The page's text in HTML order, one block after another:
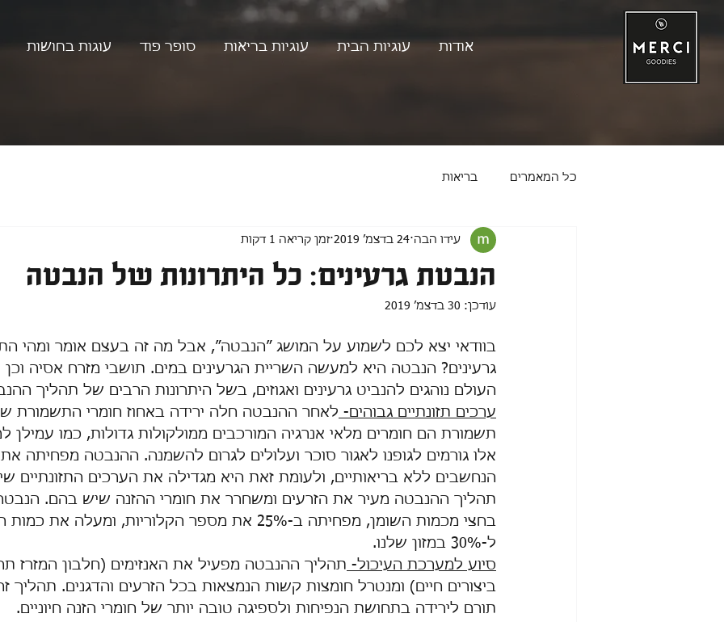
אודות עוגיות הבית עוגיות בריאות סופר פוד עוגות בחושות
כל המאמרים בריאות
הנבטת גרעינים: כל היתרונות של הנבטה
עידו הבה 24 בדצמ׳ 2019 זמן קריאה 1 דקות
עודכן: 30 בדצמ׳ 2019
בוודאי יצא לכם לשמוע על המושג ״הנבטה״, אבל מה זה בעצם אומר ומהי
גרעינים? הנבטה היא למעשה השריית הגרעינים במים. תושבי מזרח אסיה וכן
העולם נוהגים להנביט גרעינים ואגוזים, בשל היתרונות הרבים של תהליך
ערכים תזונתיים גבוהים- לאחר ההנבטה חלה ירידה באחוז חומרי התשמורת
תשמורת הם חומרים מלאי אנרגיה המורכבים ממולקולות גדולות, כמו עמילן
אלו גורמים לגופנו לאגור סוכר ועלולים לגרום להשמנה. ההנבטה מפחיתה
הנחשבים ללא בריאותיים, ולעומת זאת היא מגדילה את הערכים התזונתיים
תהליך ההנבטה מעיר את הזרעים ומשחרר את חומרי ההזנה שיש בהם.
בחצי מכמות השומן, מפחיתה ב-25% את מספר הקלוריות, ומעלה
ל-30% במזון שלנו.
סיוע למערכת העיכול- תהליך ההנבטה מפעיל את האנזימים (חלבון המזרז
ביצורים חיים) ומנטרל חומצות קשות הנמצאות בכל הזרעים והדגנים. תהליך
תורם לירידה בתחושת הנפיחות ולספיגה טובה יותר של חומרי הזנה חיוניים.